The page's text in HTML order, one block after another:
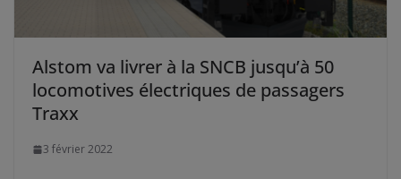
Alstom va livrer à la SNCB jusqu’à 50
locomotives électriques de passagers
Traxx
3 février 2022